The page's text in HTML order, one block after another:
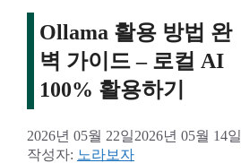
Ollama 활용 방법 완
벽 가이드 – 로컬 AI
100% 활용하기
2026년 05월 22일2026년 05월 14일
작성자: 노라보자